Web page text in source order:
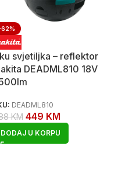
62%
svjetiljka – reflektor
DEADML810 18V
DEADML810
KM 449 KM
DODAJ U KORPU